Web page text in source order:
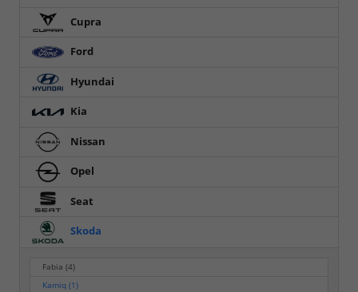
Cupra
Ford
Hyundai
Kia
Nissan
Opel
Seat
Skoda
Fabia(4)
Kamiq(1)